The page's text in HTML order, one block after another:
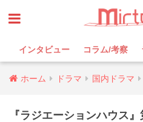
インタビュー コラム/考察
ホーム ドラマ 国内ドラマ
『ラジエーションハウス